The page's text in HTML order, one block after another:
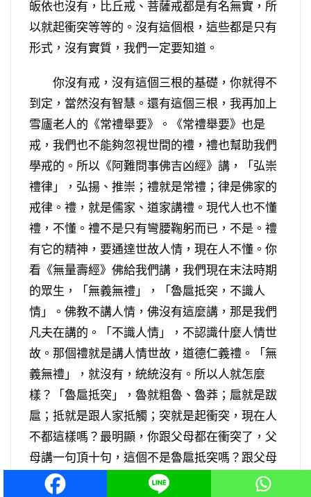
皈依也沒有，比丘戒、菩薩戒都是有名無實，所
以就起衝突等等的。沒有這個根，這些都是只有
形式，沒有實質，我們一定要知道。
你沒有戒，沒有這個三根的基礎，你就得不
到定，當然沒有智慧。還有這個三根，我再加上
雪廬老人的《常禮舉要》。《常禮舉要》也是
戒，我們也不能夠忽視世間的禮，禮也幫助我們
學戒的。所以《阿難問事佛吉凶經》講，「弘崇
禮律」，弘揚、推崇；禮就是常禮；律是佛家的
戒律。禮，就是儒家、道家講禮。現代人也不懂
禮，不懂。禮不是只有彎腰鞠躬而已，不是。禮
有它的精神，要通達世故人情，現在人不懂。你
看《無量壽經》佛給我們講，我們現在末法時期
的眾生，「無義無禮」，「魯扈抵突，不識人
情」。佛教不講人情，佛沒有這麼講，那是我們
凡夫在講的。「不識人情」，不認識什麼人情世
故。那個禮就是講人情世故，道德仁義禮。「無
義無禮」，就沒有，統統沒有。所以人就怎麼
樣？「魯扈抵突」，魯就粗魯、魯莽；扈就是跋
扈；抵就是跟人家抵觸；突就是起衝突，現在人
不都這樣嗎？最明顯，你跟父母都在衝突了，父
母講一句頂十句，這個不是魯扈抵突嗎？跟父母
都這樣，跟其他的人更是這樣。